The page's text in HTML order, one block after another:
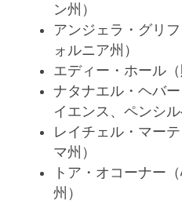
ン州）
アンジェラ・グリ
ォルニア州）
エディー・ホール
ナタナエル・ヘバ
イエンス、ペンシル
レイチェル・マー
マ州）
トア・オコーナー
州）